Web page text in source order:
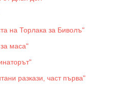
на Торлака за Биволъ"
маса"
разкази, част първа"